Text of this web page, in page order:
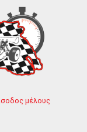
μέλους